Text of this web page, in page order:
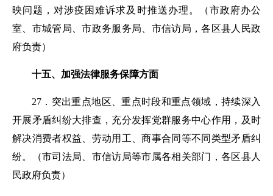
映问题，对涉疫困难诉求及时推送办理。
（市政府办公
室、市城管局、市政务服务局、市信访局，各区县人民政
府负责）
十五、加强法律服务保障方面
27．突出重点地区、重点时段和重点领域，持续深入
开展矛盾纠纷大排查，充分发挥党群服务中心作用，及时
解决消费者权益、劳动用工、商事合同等不同类型矛盾纠
纷。
（市司法局、市信访局等市属各相关部门，各区县人
民政府负责）